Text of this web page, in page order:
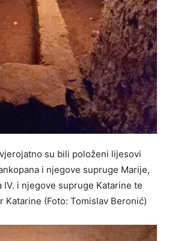
su bili položeni lijesovi
i njegove supruge Marije,
IV. i njegove supruge Katarine te
Katarine (Foto: Tomislav Beronić)